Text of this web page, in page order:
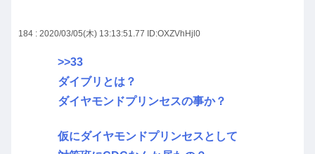
184 : 2020/03/05(木) 13:13:51.77 ID:OXZVhHjl0
>>33
ダイブリとは？
ダイヤモンドプリンセスの事か？
仮にダイヤモンドプリンセスとして